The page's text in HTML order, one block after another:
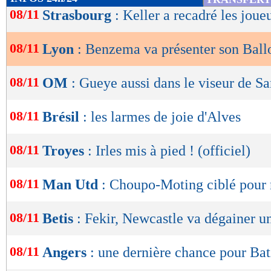
de
OK
08/11 Strasbourg : Keller a recadré les
08/11 Lyon : Benzema va présenter son
08/11 OM : Gueye aussi dans le viseur de
08/11 Brésil : les larmes de joie d'Alves
08/11 Troyes : Irles mis à pied ! (officiel)
08/11 Man Utd : Choupo-Moting ciblé pour
08/11 Betis : Fekir, Newcastle va dégainer
08/11 Angers : une dernière chance pour